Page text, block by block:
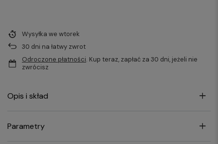
Wysyłka we wtorek
30 dni na łatwy zwrot
Odroczone płatności. Kup teraz, zapłać za 30 dni, jeżeli nie
zwrócisz
Opis i skład
Parametry